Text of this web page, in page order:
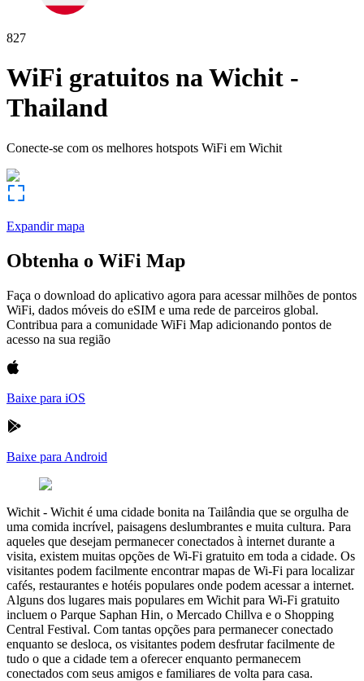
827
WiFi gratuitos naWichit -
Thailand
Conecte-se com os melhores hotspots WiFi em Wichit
Expandir mapa
Obtenha o WiFi Map
Faça o download do aplicativo agora para acessar milhões de pontos
WiFi, dados móveis do eSIM e uma rede de parceiros global.
Contribua para a comunidade WiFi Map adicionando pontos de
acesso na sua região
Baixe para iOS
Baixe para Android
Wichit - Wichit é uma cidade bonita na Tailândia que se orgulha de
uma comida incrível, paisagens deslumbrantes e muita cultura. Para
aqueles que desejam permanecer conectados à internet durante a
visita, existem muitas opções de Wi-Fi gratuito em toda a cidade. Os
visitantes podem facilmente encontrar mapas de Wi-Fi para localizar
cafés, restaurantes e hotéis populares onde podem acessar a internet.
Alguns dos lugares mais populares em Wichit para Wi-Fi gratuito
incluem o Parque Saphan Hin, o Mercado Chillva e o Shopping
Central Festival. Com tantas opções para permanecer conectado
enquanto se desloca, os visitantes podem desfrutar facilmente de
tudo o que a cidade tem a oferecer enquanto permanecem
conectados com seus amigos e familiares de volta para casa.